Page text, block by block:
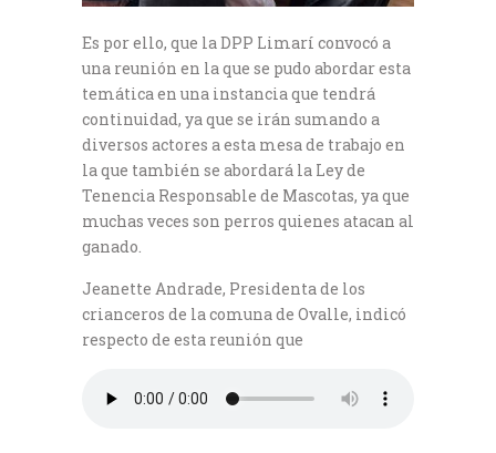
Es por ello, que la DPP Limarí convocó a
una reunión en la que se pudo abordar esta
temática en una instancia que tendrá
continuidad, ya que se irán sumando a
diversos actores a esta mesa de trabajo en
la que también se abordará la Ley de
Tenencia Responsable de Mascotas, ya que
muchas veces son perros quienes atacan al
ganado.
Jeanette Andrade, Presidenta de los
crianceros de la comuna de Ovalle, indicó
respecto de esta reunión que